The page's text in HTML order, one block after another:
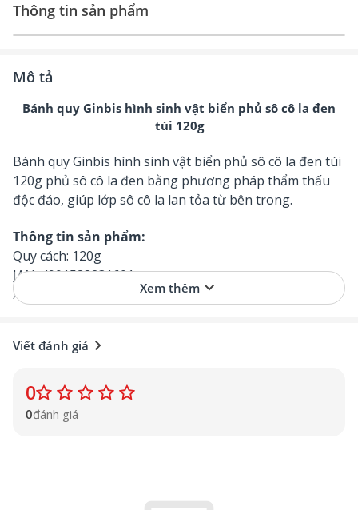
Thông tin sản phẩm
Mô tả
Bánh quy Ginbis hình sinh vật biển phủ sô cô la đen
túi 120g
Bánh quy Ginbis hình sinh vật biển phủ sô cô la đen túi
120g phủ sô cô la đen bằng phương pháp thẩm thấu
độc đáo, giúp lớp sô cô la lan tỏa từ bên trong.
Thông tin sản phẩm:
Quy cách: 120g
JAN: 4901588231601
Xuất xứ: Nhật Bản
1. Ưu điểm nổi bật
quy Ginbis Tabekko Aquarium
vật biển đáng yêu, mỗi chiếc bánh được phủ sô cô la
đen bằng phương pháp thẩm thấu độc đáo, giúp lớp
- Đặc biệt, nhờ lớp sô cô la thấm sâu vào từng chiếc
Xem thêmkeyboard_arrow_down
Viết đánh giá chevron_right
0
0đánh giá